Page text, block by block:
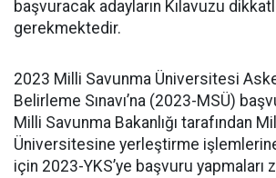
başvuracak adayların Kılavuzu
gerekmektedir.
2023 Milli Savunma Üniversitesi
Belirleme Sınavı’na (2023-MSÜ)
Milli Savunma Bakanlığı tarafından
Üniversitesine yerleştirme
için 2023-YKS’ye başvuru yapmaları